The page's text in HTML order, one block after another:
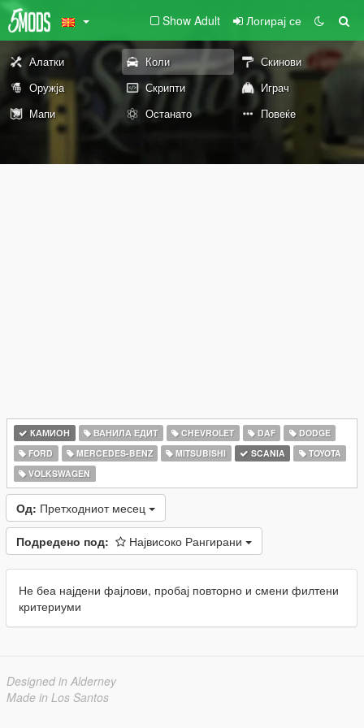
Show Adult Логирај се
Алатки Коли
Скинови
Оружја
Скрипти
Играч
Мапи
Останато Повеќе
КАМИОН ВАНИЛА ЕДИТ CHEVROLET DAF
DODGE
FORD
MERCEDES-BENZ MITSUBISHI SCANIA
TOYOTA
VOLKSWAGEN
Од: Претходниот месец
Подредено под: Највисоко Рангирани
Не беа најдени фајлови, пробај повторно и смени филтени
критериуми
Designed in Alderney
Made in Los Santos